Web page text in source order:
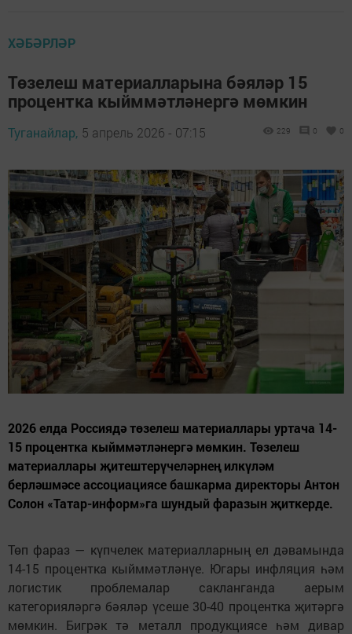
ХӘБӘРЛӘР
Төзелеш материалларына бәяләр 15
процентка кыйммәтләнергә мөмкин
Туганайлар, 5 апрель 2026 - 07:15 229 0 0
2026 елда Россиядә төзелеш материаллары уртача 14-
15 процентка кыйммәтләнергә мөмкин. Төзелеш
материаллары җитештерүчеләрнең илкүләм
берләшмәсе ассоциациясе башкарма директоры Антон
Солон «Татар-информ»га шундый фаразын җиткерде.
Төп фараз — күпчелек материалларның ел дәвамында
14-15 процентка кыйммәтләнүе. Югары инфляция һәм
логистик проблемалар сакланганда аерым
категорияләргә бәяләр үсеше 30-40 процентка җитәргә
мөмкин. Бигрәк тә металл продукциясе һәм дивар